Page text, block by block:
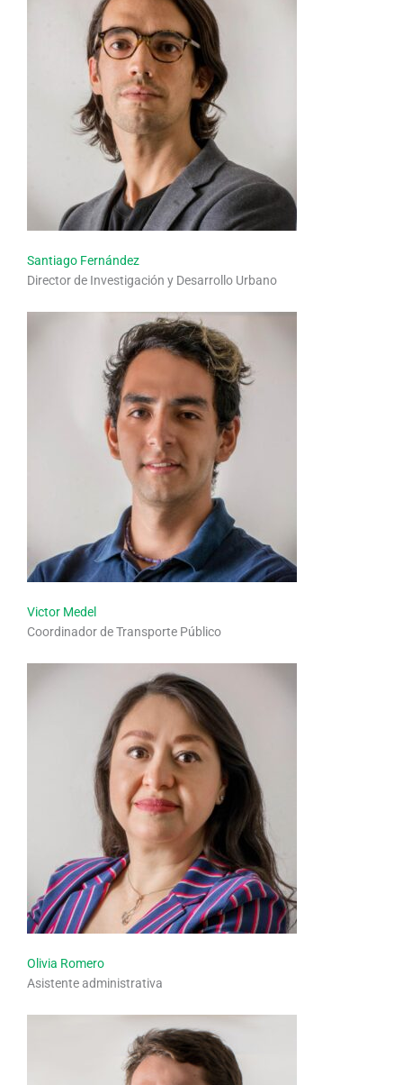
Santiago Fernández
Director de Investigación y Desarrollo Urbano
Victor Medel
Coordinador de Transporte Público
Olivia Romero
Asistente administrativa